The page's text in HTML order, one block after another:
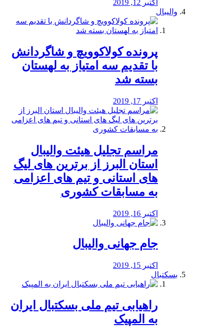
اکتبر 12, 2019
والیبال
پرونده کولاکوویچ و شاگردانش
با تقدیم سه امتیاز به لهستان
بسته شد
اکتبر 17, 2019
مراسم تجلیل هیئت والیبال
استان البرز از برترین های لیگ
های استانی و تیم های اعزامی
به مسابقات کشوری
اکتبر 16, 2019
جام جهانی والیبال
اکتبر 15, 2019
بسکتبال
راهیابی تیم ملی بسکتبال ایران
به المپیک